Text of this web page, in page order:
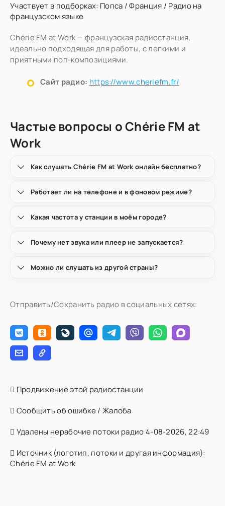
Участвует в подборках: Попса /Франция / Радио на
французском языке
Chérie FM at Work — французская радиостанция,
идеально подходящая для работы, с легкими и
приятными поп-композициями.
Сайт радио: https://www.cheriefm.fr/
Частые вопросы о Chérie FM at
Work
Как слушать Chérie FM at Work онлайн бесплатно?
Работает ли на телефоне и в фоновом режиме?
Какая частота у станции в моём городе?
Почему нет звука или плеер не запускается?
Можно ли слушать из другой страны?
Отправить/Сохранить радио в социальных сетях:
Продвижение этой радиостанции
Сообщить об ошибке / Жалоба
Удалены нерабочие потоки радио 4-08-2026, 22:49
Источник (логотип, потоки и другая информация):
Chérie FM at Work